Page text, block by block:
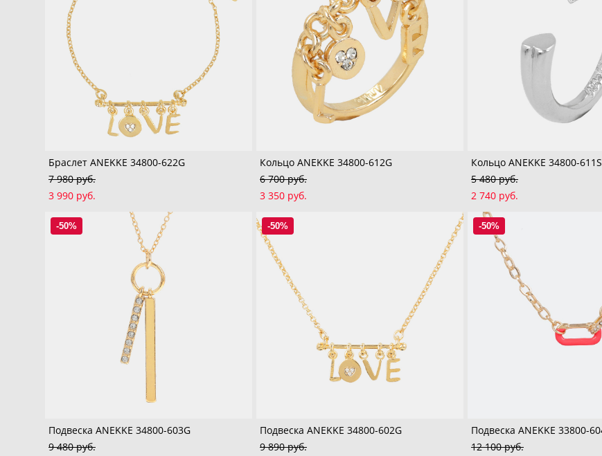
Браслет ANEKKE 34800-622G
7 980 pуб.
3 990 pуб.
Кольцо ANEKKE 34800-612G
6 700 pуб.
3 350 pуб.
Кольцо ANEKKE 34800-611S
5 480 pуб.
2 740 pуб.
-50%
Подвеска ANEKKE 34800-603G
9 480 pуб.
-50%
Подвеска ANEKKE 34800-602G
9 890 pуб.
-50%
Подвеска ANEKKE 33800-
12 100 pуб.